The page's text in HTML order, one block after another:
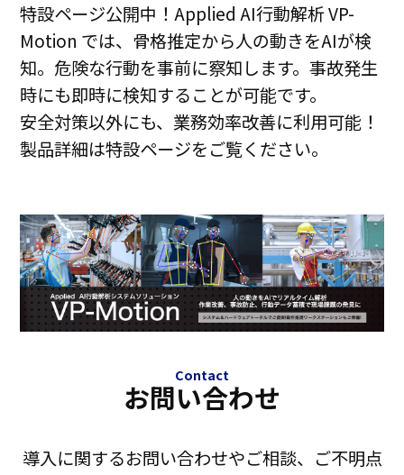
特設ページ公開中！Applied AI行動解析 VP-
Motion では、骨格推定から人の動きをAIが検
知。危険な行動を事前に察知します。事故発生
時にも即時に検知することが可能です。
安全対策以外にも、業務効率改善に利用可能！
製品詳細は特設ページをご覧ください。
お問い合わせ
Contact
導入に関するお問い合わせやご相談、ご不明点